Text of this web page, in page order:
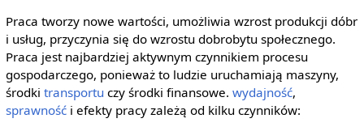
Praca tworzy nowe wartości, umożliwia wzrost produkcji dóbr
i usług, przyczynia się do wzrostu dobrobytu społecznego.
Praca jest najbardziej aktywnym czynnikiem procesu
gospodarczego, ponieważ to ludzie uruchamiają maszyny,
środki transportu czy środki finansowe. wydajność,
sprawnośći efekty pracy zależą od kilku czynników: